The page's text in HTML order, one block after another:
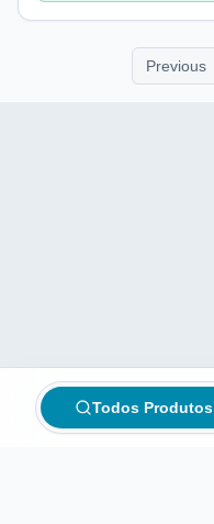
Previous
Todos Produtos